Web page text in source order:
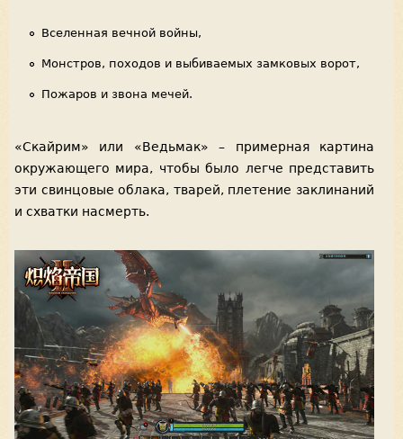
Вселенная вечной войны,
Монстров, походов и выбиваемых замковых ворот,
Пожаров и звона мечей.
«Скайрим» или «Ведьмак» – примерная картина
окружающего мира, чтобы было легче представить
эти свинцовые облака, тварей, плетение заклинаний
и схватки насмерть.